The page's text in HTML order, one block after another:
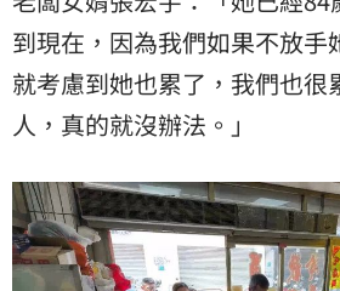
到現在，因為我們如果不放手
就考慮到她也累了，我們也很
人，真的就沒辦法。」